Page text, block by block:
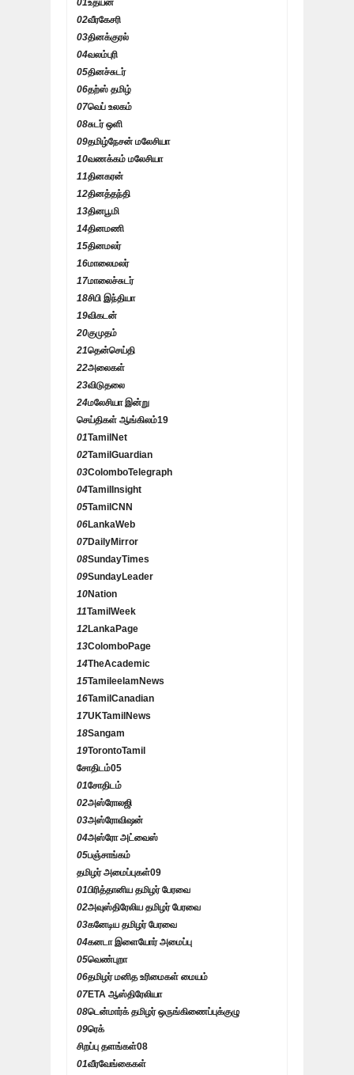
01உதயன்
02வீரகேசரி
03தினக்குரல்
04வலம்புரி
05தினச்சுடர்
06தற்ஸ் தமிழ்
07வெப் உலகம்
08சுடர் ஒளி
09தமிழ்நேசன் மலேசியா
10வணக்கம் மலேசியா
11தினகரன்
12தினத்தந்தி
13தினபூமி
14தினமணி
15தினமலர்
16மாலைமலர்
17மாலைச்சுடர்
18சிபி இந்தியா
19விகடன்
20குமுதம்
21தென்செய்தி
22அலைகள்
23விடுதலை
24மலேசியா இன்று
செய்திகள் ஆங்கிலம்19
01TamilNet
02TamilGuardian
03ColomboTelegraph
04TamilInsight
05TamilCNN
06LankaWeb
07DailyMirror
08SundayTimes
09SundayLeader
10Nation
11TamilWeek
12LankaPage
13ColomboPage
14TheAcademic
15TamileelamNews
16TamilCanadian
17UKTamilNews
18Sangam
19TorontoTamil
சோதிடம்05
01சோதிடம்
02அஸ்ரோலஜி
03அஸ்ரோவிஷன்
04அஸ்ரோ அட்வைஸ்
05பஞ்சாங்கம்
தமிழர் அமைப்புகள்09
01பிரித்தானிய தமிழர் பேரவை
02அவுஸ்திரேலிய தமிழர் பேரவை
03கனேடிய தமிழர் பேரவை
04கனடா இளையோர் அமைப்பு
05வெண்புறா
06தமிழர் மனித உரிமைகள் மையம்
07ETA ஆஸ்திரேலியா
08டென்மார்க் தமிழர் ஒருங்கிணைப்புக்குழு
09ரெக்
சிறப்பு தளங்கள்08
01வீரவேங்கைகள்